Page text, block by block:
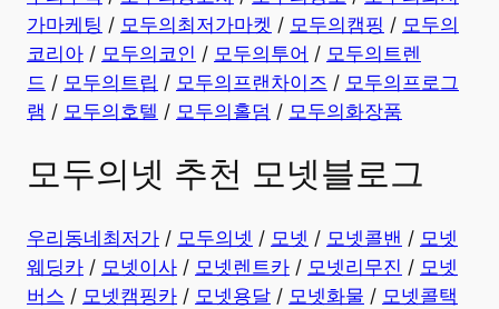
가마케팅 / 모두의최저가마켓 / 모두의캠핑 / 모두의
코리아 / 모두의코인 / 모두의투어 / 모두의트렌
드 / 모두의트립 / 모두의프랜차이즈 / 모두의프로그
램 / 모두의호텔 / 모두의홀덤 / 모두의화장품
모두의넷 추천 모넷블로그
우리동네최저가 / 모두의넷 / 모넷 / 모넷콜밴 / 모넷
웨딩카 / 모넷이사 / 모넷렌트카 / 모넷리무진 / 모넷
버스 / 모넷캠핑카 / 모넷용달 / 모넷화물 / 모넷콜택